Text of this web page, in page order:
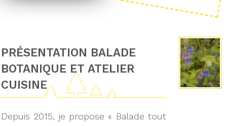
PRÉSENTATION BALADE
BOTANIQUE ET ATELIER
CUISINE
Depuis 2015, je propose « Balade tout